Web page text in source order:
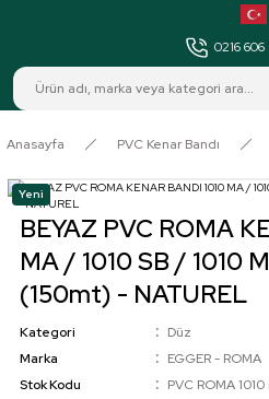
0216
Anasayfa PVC Kenar Bandı
Yeni
BEYAZ PVC ROMA
MA / 1010 SB / 1010
(150mt) - NATUREL
Kategori
Düz
Marka
EGGER - ROMA
Stok Kodu
PVC ROMA